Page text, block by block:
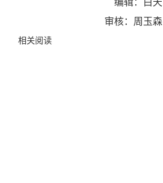
审核：周玉森
相关阅读